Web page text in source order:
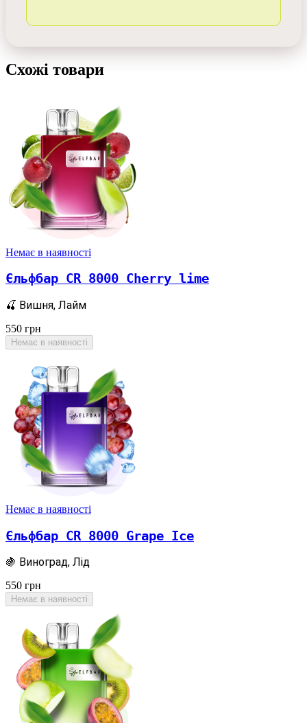
Схожі товари
Немає в наявності
Єльфбар CR 8000 Cherry lime
🍒 Вишня, Лайм
550 грн
Немає в наявності
Немає в наявності
Єльфбар CR 8000 Grape Ice
🍇 Виноград, Лід
550 грн
Немає в наявності